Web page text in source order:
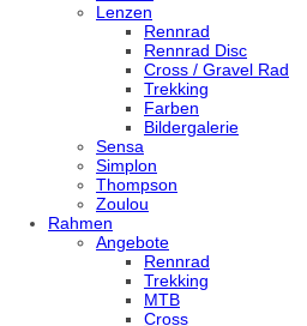
Lenzen
Rennrad
Rennrad Disc
Cross / Gravel Rad
Trekking
Farben
Bildergalerie
Sensa
Simplon
Thompson
Zoulou
Rahmen
Angebote
Rennrad
Trekking
MTB
Cross